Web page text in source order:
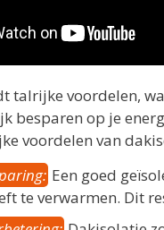
talrijke voordelen,
besparen op je
voordelen van
Een goed
te verwarmen. Dit